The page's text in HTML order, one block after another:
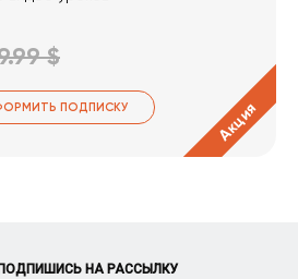
$
ПОДПИСКУ Акция
ПОДПИШИСЬ НА РАССЫЛКУ